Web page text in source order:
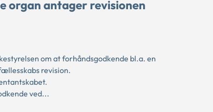
organ antager revisionen
om at forhåndsgodkende bl.a. en
revision.
ved...